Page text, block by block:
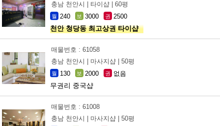
충남 천안시 |
타이샵 | 60평
월 240 보 3000 권 2500
천안 청당동 최고상권 타이샵
매물번호 : 61058
충남 천안시 |
마사지샵 | 50평
월 130 보 2000 권 없음
무권리 중국샵
매물번호 : 61008
충남 천안시 |
마사지샵 | 50평